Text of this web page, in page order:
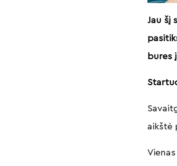
Jau šį
bures
aikštė